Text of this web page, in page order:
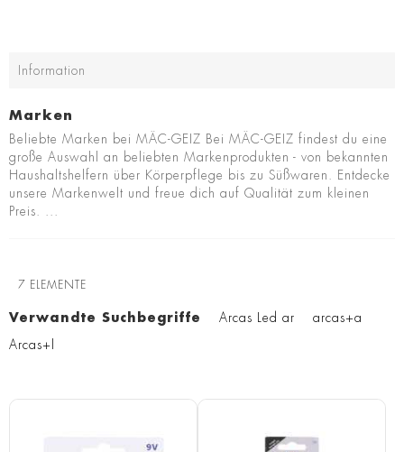
Information
Marken
Beliebte Marken bei MÄC-GEIZ Bei MÄC-GEIZ findest du eine
große Auswahl an beliebten Markenprodukten - von bekannten
Haushaltshelfern über Körperpflege bis zu Süßwaren. Entdecke
unsere Markenwelt und freue dich auf Qualität zum kleinen
Preis. ...
7 ELEMENTE
Verwandte Suchbegriffe Arcas Led ar arcas+a
Arcas+l